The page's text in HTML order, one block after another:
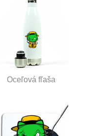
Oceľová fľaša